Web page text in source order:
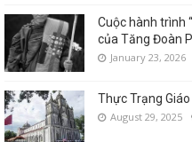
Cuộc hành trình
của Tăng Đoàn
January 23, 2026
Thực Trạng
August 29, 2025